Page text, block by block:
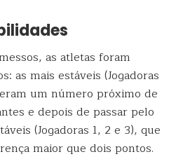
as atletas foram
as mais estáveis (Jogadoras
um número próximo de
e depois de passar pelo
(Jogadoras 1, 2 e 3), que
maior que dois pontos.